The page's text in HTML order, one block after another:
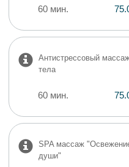
60 мин.
Антистрессовый
тела
60 мин.
SPA массаж
души"